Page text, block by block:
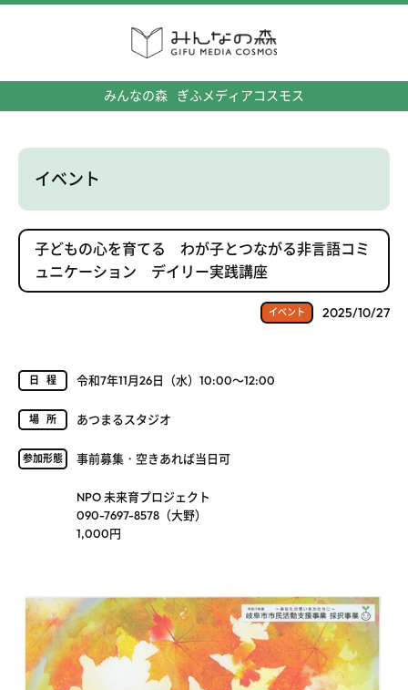
みんなの森 ぎふメディアコスモス
イベント
子どもの心を育てる わが子とつながる非言語コミ
ュニケーション デイリー実践講座
イベント 2025/10/27
日程 令和7年11月26日（水）10:00～12:00
場所 あつまるスタジオ
参加形態 事前募集・空きあれば当日可
NPO 未来育プロジェクト
090-7697-8578（大野）
1,000円